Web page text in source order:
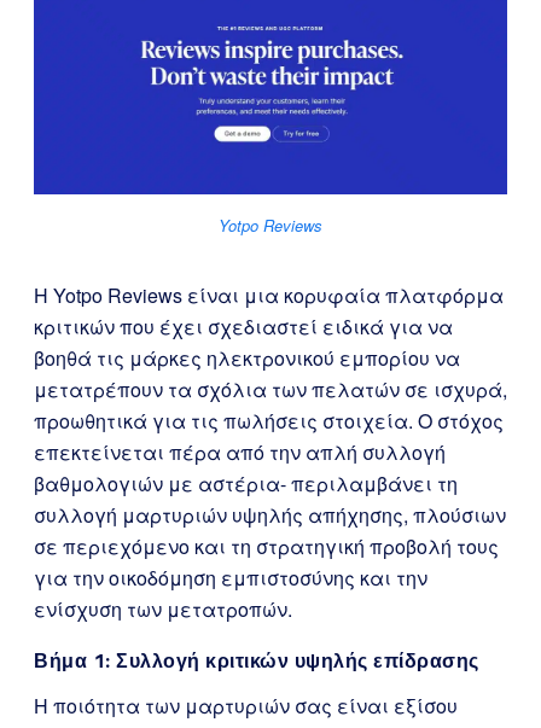
Yotpo Reviews
Η Yotpo Reviews είναι μια κορυφαία πλατφόρμα
κριτικών που έχει σχεδιαστεί ειδικά για να
βοηθά τις μάρκες ηλεκτρονικού εμπορίου να
μετατρέπουν τα σχόλια των πελατών σε ισχυρά,
προωθητικά για τις πωλήσεις στοιχεία. Ο στόχος
επεκτείνεται πέρα από την απλή συλλογή
βαθμολογιών με αστέρια- περιλαμβάνει τη
συλλογή μαρτυριών υψηλής απήχησης, πλούσιων
σε περιεχόμενο και τη στρατηγική προβολή τους
για την οικοδόμηση εμπιστοσύνης και την
ενίσχυση των μετατροπών.
Βήμα 1: Συλλογή κριτικών υψηλής επίδρασης
Η ποιότητα των μαρτυριών σας είναι εξίσου